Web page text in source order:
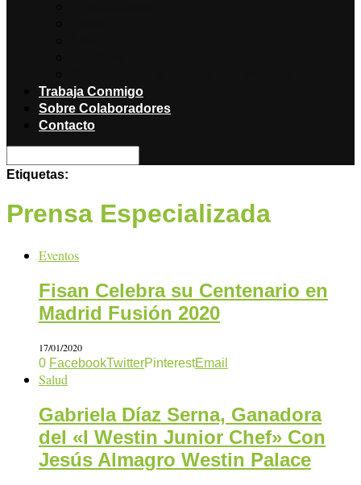
Trabaja Conmigo
Sobre Colaboradores
Contacto
Etiquetas:
Prensa Especializada
Eventos
Fisan Celebra su Centenario en
Madrid Fusión 2020
17/01/2020
0 FacebookTwitterPinterestEmail
Salud
Gabriela Díaz Serna, Ganadora
del «I Westin Junior Chef» Con
Jesús Almagro Westin Palace